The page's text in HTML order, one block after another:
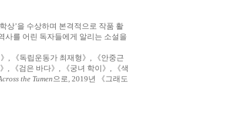
상’을 수상하며 본격적으로 작품 활
사를 어린 독자들에게 알리는 소설을
《독립운동가 최재형》
《안중근
《검은 바다》 《궁녀 학이》
《색
the Tumen으로 , 2019년 《그래도